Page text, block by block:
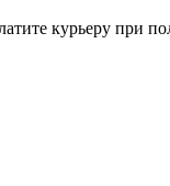
курьеру при